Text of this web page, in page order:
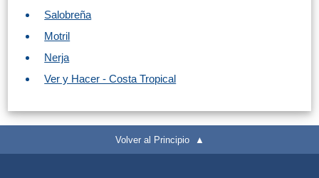
Salobreña
Motril
Nerja
Ver y Hacer - Costa Tropical
Volver al Principio ▲